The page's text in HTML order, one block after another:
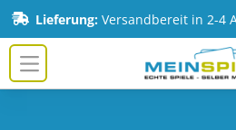
Zum Inhalt springen
Lieferung:Versandbereit in 2-4 Arbeitstagen (je